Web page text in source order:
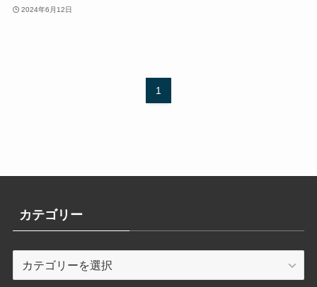
2024年6月12日
1
カテゴリー